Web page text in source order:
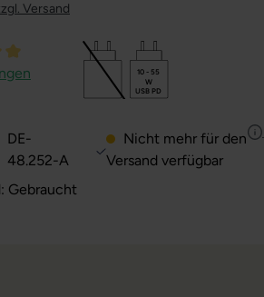
Versand
Bewertung von 5 von 5 Sternen
10 - 55
W
USB PD
DE-
48.252-A
Gebraucht
Versand verfügbar